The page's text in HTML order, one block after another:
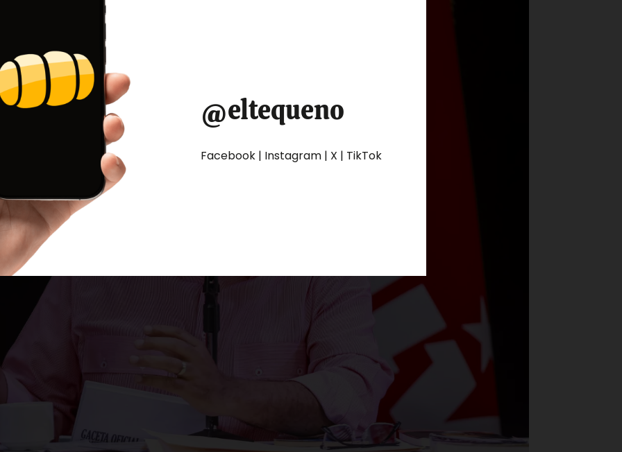
@eltequeno
Facebook | Instagram | X | TikTok